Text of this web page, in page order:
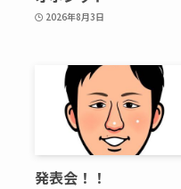
2026年8月3日
発表会！！